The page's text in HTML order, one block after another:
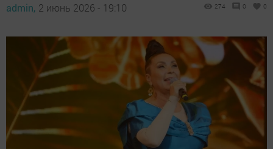
admin, 2 июнь 2026 - 19:10 274 0 0